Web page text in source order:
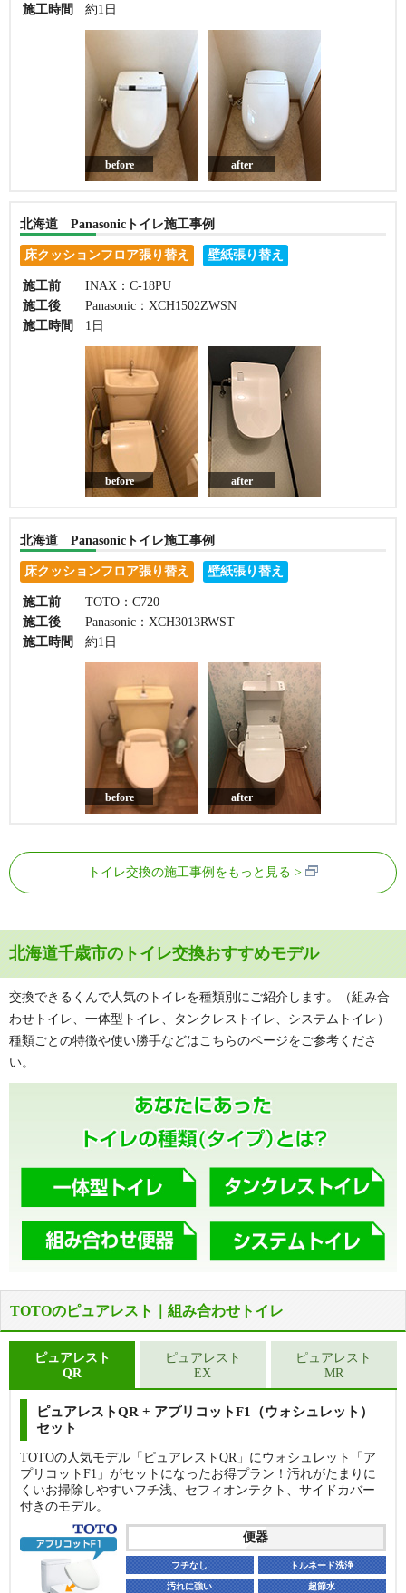
施工時間 約1日
before after
北海道 Panasonicトイレ施工事例
床クッションフロア張り替え 壁紙張り替え
施工前
INAX：C-18PU
施工後
Panasonic：XCH1502ZWSN
施工時間
1日
before after
北海道 Panasonicトイレ施工事例
床クッションフロア張り替え 壁紙張り替え
施工前
TOTO：C720
施工後
Panasonic：XCH3013RWST
施工時間
約1日
before after
トイレ交換の施工事例をもっと見る
北海道千歳市のトイレ交換おすすめモデル
交換できるくんで人気のトイレを種類別にご紹介します。（組み合
わせトイレ、一体型トイレ、タンクレストイレ、システムトイレ）
種類ごとの特徴や使い勝手などはこちらのページをご参考くださ
い。
TOTOのピュアレスト｜組み合わせトイレ
ピュアレスト
QR
ピュアレストQR + アプリコットF1（ウォシュレット）
セット
TOTOの人気モデル「ピュアレストQR」にウォシュレット「ア
プリコットF1」がセットになったお得プラン！汚れがたまりに
くいお掃除しやすいフチ浅、セフィオンテクト、サイドカバー
付きのモデル。
便器
フチなし トルネード洗浄
汚れに強い
超節水
ピュアレスト
EX
ピュアレスト
MR